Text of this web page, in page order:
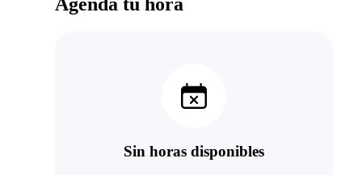
Sin horas disponibles